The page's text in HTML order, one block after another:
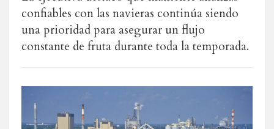
confiables con las navieras continúa siendo
una prioridad para asegurar un flujo
constante de fruta durante toda la temporada.